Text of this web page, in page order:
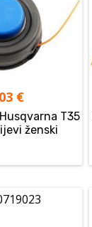
€
T35
ženski